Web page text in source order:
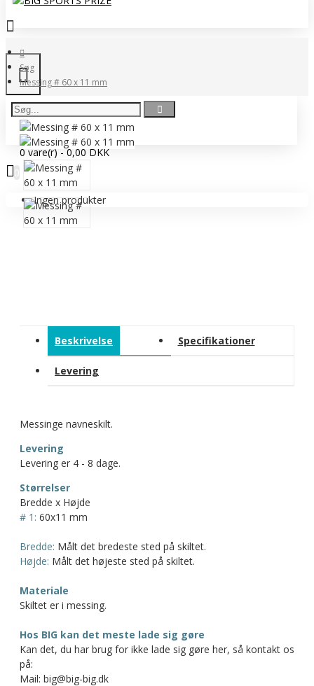
0 vare(r) - 0,00 DKK
Ingen produkter
Søg
Messing # 60 x 11 mm
Beskrivelse Specifikationer
Levering
Messinge navneskilt.
Levering
Levering er 4 - 8 dage.
Størrelser
Bredde x Højde
# 1: 60x11 mm
Bredde: Målt det bredeste sted på skiltet.
Højde: Målt det højeste sted på skiltet.
Materiale
Skiltet er i messing.
Hos BIG kan det meste lade sig gøre
Kan det, du har brug for ikke lade sig gøre her, så kontakt os
på:
Mail: big@big-big.dk